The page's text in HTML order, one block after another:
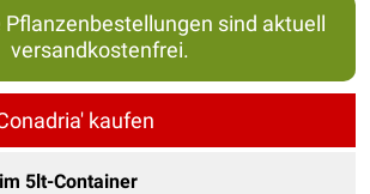
Pflanzenbestellungen sind aktuell
versandkostenfrei.
kaufen
5lt-Container